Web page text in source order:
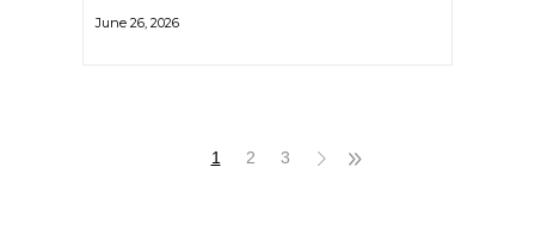
แบรนด์เครื่องหอมระดับลักชัวรีดีไซน์เอกลักษณ์
June 26, 2026
1 2 3